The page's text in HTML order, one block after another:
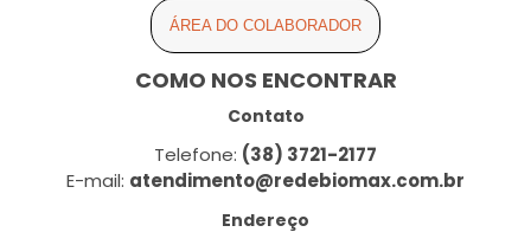
ÁREA DO COLABORADOR
COMO NOS ENCONTRAR
Contato
Telefone: (38) 3721-2177
E-mail: atendimento@redebiomax.com.br
Endereço